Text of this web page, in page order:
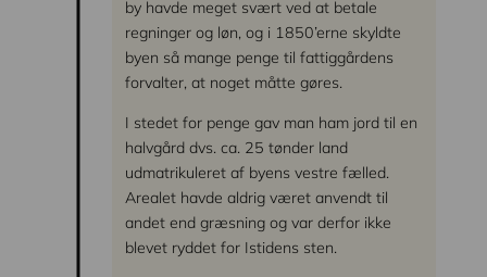
by havde meget svært ved at betale
regninger og løn, og i 1850’erne skyldte
byen så mange penge til fattiggårdens
forvalter, at noget måtte gøres.
I stedet for penge gav man ham jord til en
halvgård dvs. ca. 25 tønder land
udmatrikuleret af byens vestre fælled.
Arealet havde aldrig været anvendt til
andet end græsning og var derfor ikke
blevet ryddet for Istidens sten.